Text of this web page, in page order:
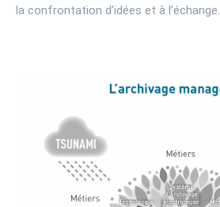
la confrontation d’idées et à l’échange.